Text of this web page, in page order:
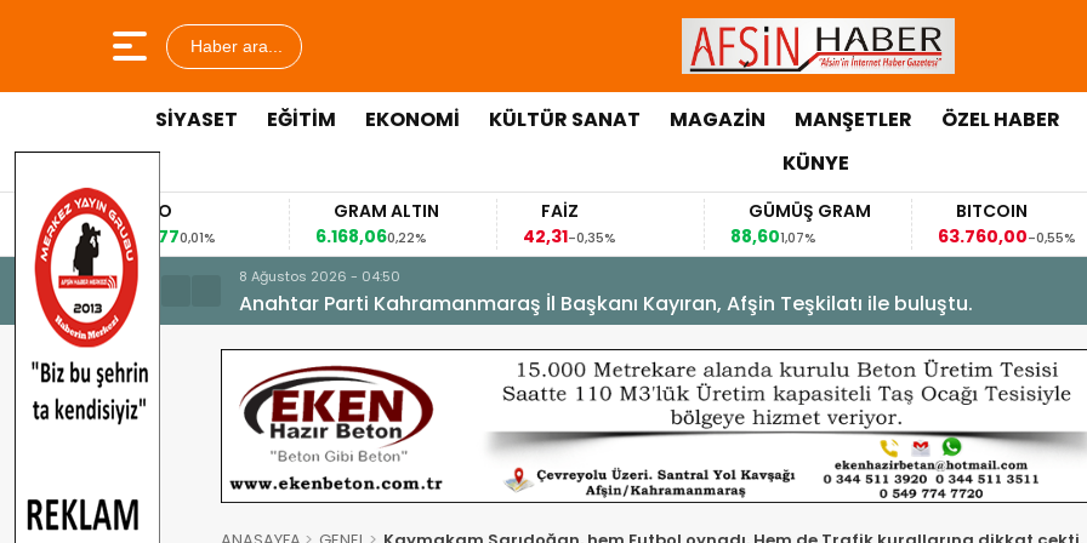
Haber ara...
SİYASET EĞİTİM EKONOMİ KÜLTÜR SANAT MAGAZİN MANŞETLER ÖZEL HABER
KÜNYE
EURO
0,01%
GRAM ALTIN
6.168,06
0,22%
FAİZ
42,31
-0,35%
GÜMÜŞ GRAM
88,60
BITCOIN
63.760,00-0,55%
63,1184
8 Ağustos 2026 - 04:50
Anahtar Parti Kahramanmaraş İl Başkanı Kayıran, Afşin Teşkilatı ile buluştu.